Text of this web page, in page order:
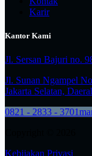
Karir
Kantor Kami
Jl. Sersan Bajuri no.
Jl. Sunan Ngampel
Jakarta Selatan,
0821 - 2833 - 3701
Kebijakan Privasi